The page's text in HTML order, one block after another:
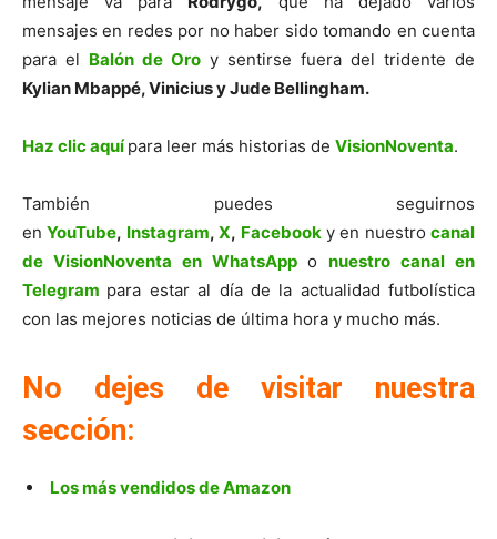
mensajes en redes por no haber sido tomando en cuenta
para el Balón de Oro y sentirse fuera del tridente de
Kylian Mbappé, Vinicius y Jude Bellingham.
Haz clic aquí para leer más historias de VisionNoventa.
También puedes seguirnos
enYouTube, Instagram,X, Facebooky en nuestro canal
de VisionNoventa en WhatsApponuestro canal en
Telegram para estar al día de la actualidad futbolística
con las mejores noticias de última hora y mucho más.
No dejes de visitar nuestra
sección:
Los más vendidos de Amazon